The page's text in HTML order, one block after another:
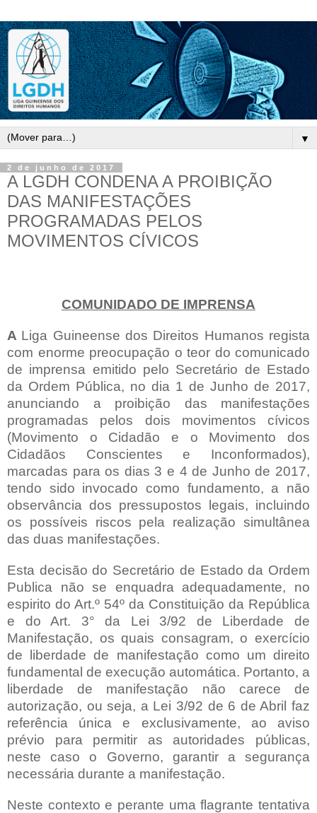
▼
2 de junho de 2017
A LGDH CONDENA A PROIBIÇÃO
DAS MANIFESTAÇÕES
PROGRAMADAS PELOS
MOVIMENTOS CÍVICOS
COMUNIDADO DE IMPRENSA
A Liga Guineense dos Direitos Humanos regista
com enorme preocupação o teor do comunicado
de imprensa emitido pelo Secretário de Estado
da Ordem Pública, no dia 1 de Junho de 2017,
anunciando a proibição das manifestações
programadas pelos dois movimentos cívicos
(Movimento o Cidadão e o Movimento dos
Cidadãos Conscientes e Inconformados),
marcadas para os dias 3 e 4 de Junho de 2017,
tendo sido invocado como fundamento, a não
observância dos pressupostos legais, incluindo
os possíveis riscos pela realização simultânea
das duas manifestações.
Esta decisão do Secretário de Estado da Ordem
Publica não se enquadra adequadamente, no
espirito do Art.º 54º da Constituição da República
e do Art. 3° da Lei 3/92 de Liberdade de
Manifestação, os quais consagram, o exercício
de liberdade de manifestação como um direito
fundamental de execução automática. Portanto, a
liberdade de manifestação não carece de
autorização, ou seja, a Lei 3/92 de 6 de Abril faz
referência única e exclusivamente, ao aviso
prévio para permitir as autoridades públicas,
neste caso o Governo, garantir a segurança
necessária durante a manifestação.
Neste contexto e perante uma flagrante tentativa